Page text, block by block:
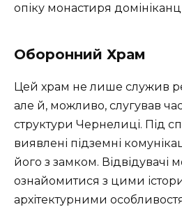
опіку монастиря
Оборонний Храм
Цей храм не лише служив
але й, можливо, слугував
структури Чернелиці. Під
виявлені підземні
його з замком. Відвідувачі
ознайомитися з цими
архітектурними